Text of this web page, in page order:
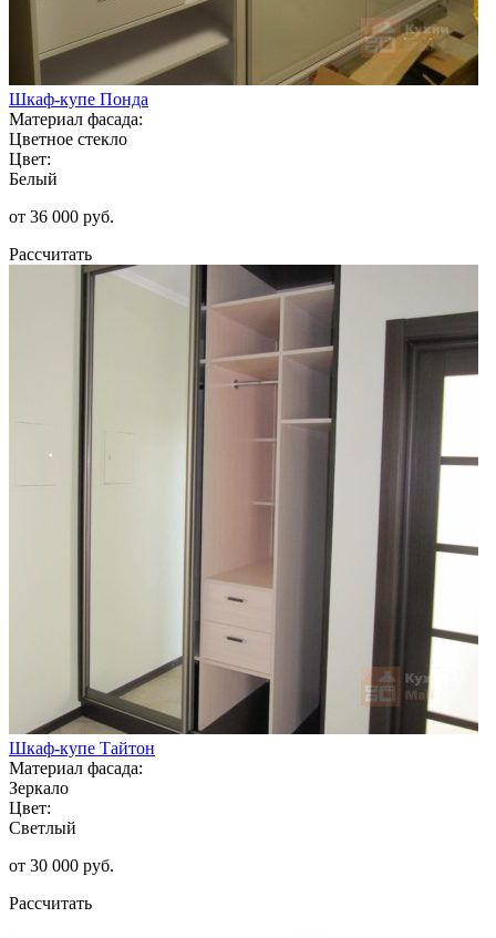
Шкаф-купе Понда
Материал фасада:
Цветное стекло
Цвет:
Белый
от 36 000 руб.
Рассчитать
Шкаф-купе Тайтон
Материал фасада:
Зеркало
Цвет:
Светлый
от 30 000 руб.
Рассчитать